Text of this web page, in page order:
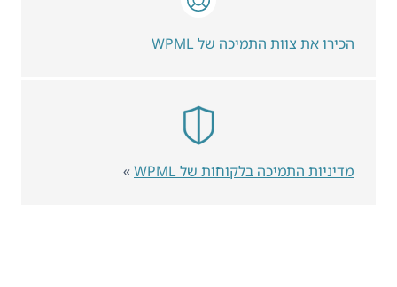
הכירו את צוות התמיכה של WPML
מדיניות התמיכה בלקוחות של WPML »